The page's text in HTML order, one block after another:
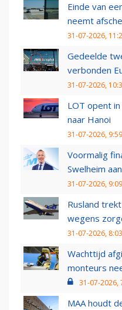
Einde van
neemt
31-07-2026,
Gedeelde
verbonden
31-07-2026,
LOT opent
naar Hanoi
31-07-2026, 9:59
Voormalig
Swelheim
31-07-2026, 9:09
Rusland
wegens
31-07-2026, 8:03
Wachttijd
monteurs
31-07-2026,
MAA houdt